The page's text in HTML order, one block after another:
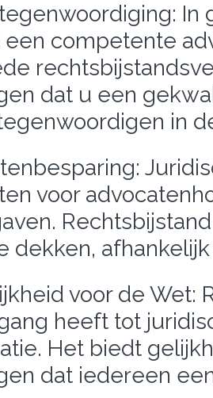
In
een competente
dat u een
in
voor
dekken,
voor de Wet:
heeft tot
Het biedt
dat iedereen